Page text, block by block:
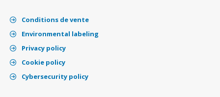
Conditions de vente
Environmental labeling
Privacy policy
Cookie policy
Cybersecurity policy